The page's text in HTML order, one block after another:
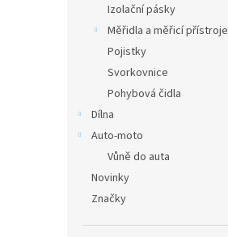
Izolační pásky
Měřidla a měřicí přístroje
Pojistky
Svorkovnice
Pohybová čidla
Dílna
Auto-moto
Vůně do auta
Novinky
Značky